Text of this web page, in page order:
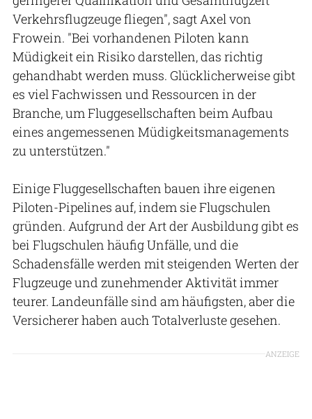
Verkehrsflugzeuge fliegen", sagt Axel von
Frowein. "Bei vorhandenen Piloten kann
Müdigkeit ein Risiko darstellen, das richtig
gehandhabt werden muss. Glücklicherweise gibt
es viel Fachwissen und Ressourcen in der
Branche, um Fluggesellschaften beim Aufbau
eines angemessenen Müdigkeitsmanagements
zu unterstützen."
Einige Fluggesellschaften bauen ihre eigenen
Piloten-Pipelines auf, indem sie Flugschulen
gründen. Aufgrund der Art der Ausbildung gibt es
bei Flugschulen häufig Unfälle, und die
Schadensfälle werden mit steigenden Werten der
Flugzeuge und zunehmender Aktivität immer
teurer. Landeunfälle sind am häufigsten, aber die
Versicherer haben auch Totalverluste gesehen.
ANZEIGE